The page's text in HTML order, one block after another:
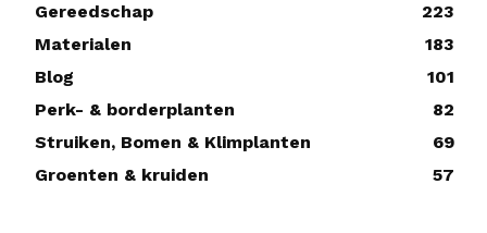
Gereedschap
223
Materialen
183
Blog
101
Perk- & borderplanten
82
Struiken, Bomen & Klimplanten
69
Groenten & kruiden
57